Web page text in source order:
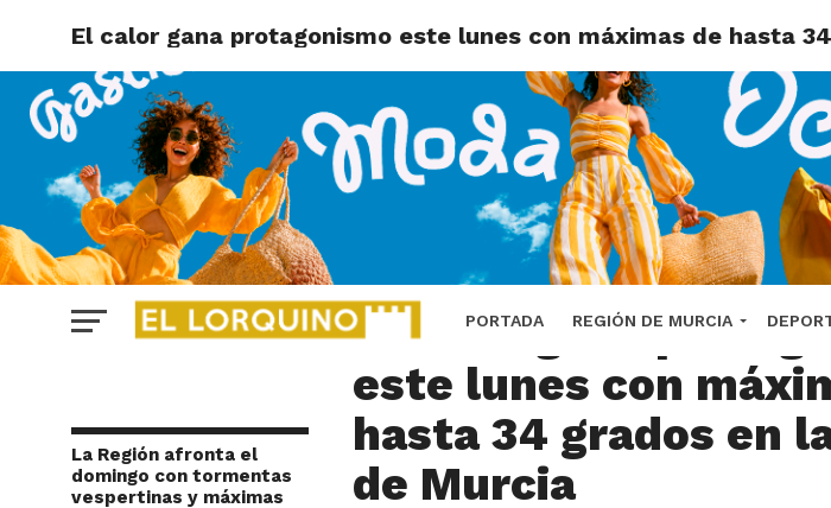
PORTADA REGIÓN DE MURCIA
El calor gana protagonismo este lunes con máximas de hasta
La Región afronta el
domingo con tormentas
vespertinas y máximas
REGIÓN DE MURCIA
El calor gana
este lunes con
hasta 34 grados en
de Murcia